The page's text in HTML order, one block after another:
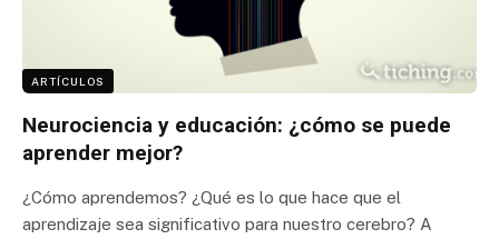
ARTÍCULOS
Neurociencia y educación: ¿cómo se puede
aprender mejor?
¿Cómo aprendemos? ¿Qué es lo que hace que el
aprendizaje sea significativo para nuestro cerebro? A